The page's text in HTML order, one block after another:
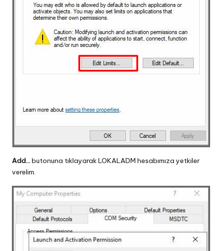
Add…butonuna tıklayarak LOKALADM hesabımıza yetkiler
verelim.